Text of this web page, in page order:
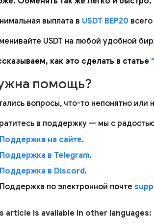
выплата в USDT BEP20
USDT на любой удобной
как это сделать в статье
помощь?
вопросы, что-то непонятно или
в поддержку — мы с
Поддержка на сайте.
Поддержка в Telegram.
Поддержка в Discord.
Поддержка по электронной почте
article is available in other languages: